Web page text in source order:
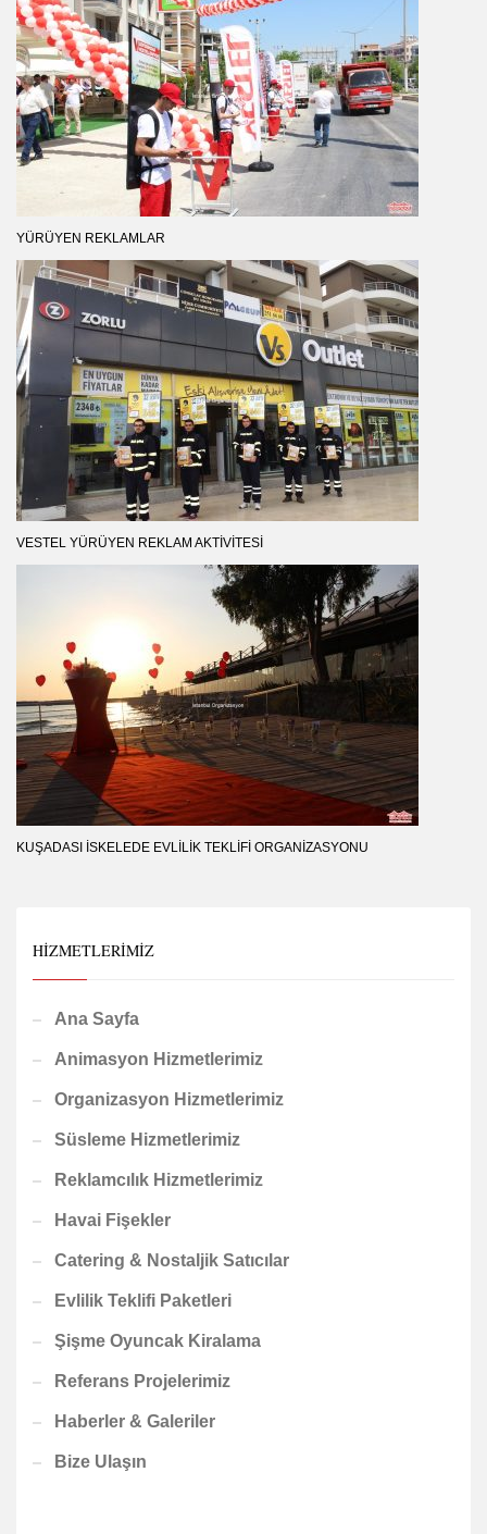
YÜRÜYEN REKLAMLAR
VESTEL YÜRÜYEN REKLAM AKTIVITESI
KUŞADASI İSKELEDE EVLILIK TEKLIFI ORGANIZASYONU
HIZMETLERIMIZ
Ana Sayfa
Animasyon Hizmetlerimiz
Organizasyon Hizmetlerimiz
Süsleme Hizmetlerimiz
Reklamcılık Hizmetlerimiz
Havai Fişekler
Catering & Nostaljik Satıcılar
Evlilik Teklifi Paketleri
Şişme Oyuncak Kiralama
Referans Projelerimiz
Haberler & Galeriler
Bize Ulaşın